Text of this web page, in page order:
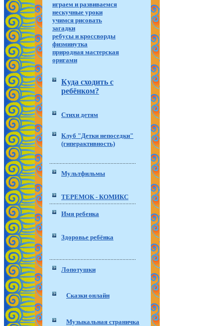
играем и развиваемся
нескучные уроки
учимся рисовать
загадки
ребусы и кроссворды
физминутка
природная мастерская
оригами
Куда сходить с
ребёнком?
Стихи детям
Клуб "Детки непоседки"
(гиперактивность)
Мультфильмы
ТЕРЕМОК - КОМИКС
Имя ребенка
Здоровье ребёнка
Лопотушки
Сказки онлайн
Музыкальная страничка